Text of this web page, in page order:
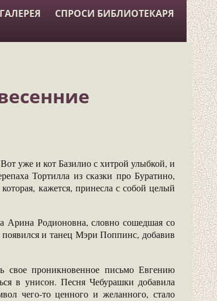
СПРОСИ БИБЛИОТЕКАРЯ
уже и кот Базилио с хитрой улыбкой, и
Тортилла из сказки про Буратино,
кажется, принесла с собой целый
Арина Родионовна, словно сошедшая со
и танец Мэри Поппинс, добавив
свое проникновенное письмо Евгению
в унисон. Песня Чебурашки добавила
чего-то ценного и желанного, стало